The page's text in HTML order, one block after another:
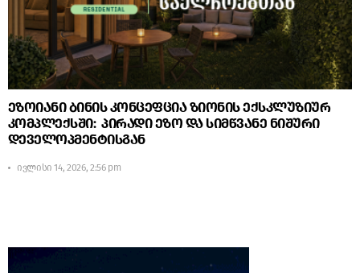
ეზოიანი ბინის კონცეფცია ზიონის ექსკლუზიურ
კომპლექსში: პირადი ეზო და სიმწვანე ნიშური
დეველოპმენტისგან
ივლისი 14, 2026, 2:56 pm